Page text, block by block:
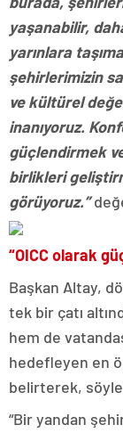
yaşanabilir,
yarınlara
şehirlerimizin
ve kültürel
inanıyoruz.
güçlendirmek
birlikleri
görüyoruz.”
“OICC olarak
Başkan Altay,
tek bir çatı
hem de
hedefleyen en
belirterek,
“Bir yandan